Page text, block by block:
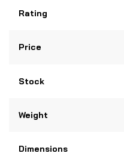
Rating
Price
Stock
Weight
Dimensions